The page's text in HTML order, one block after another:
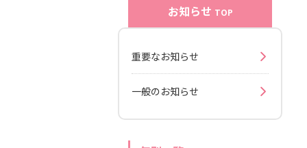
お知らせ TOP
重要なお知らせ
一般のお知らせ